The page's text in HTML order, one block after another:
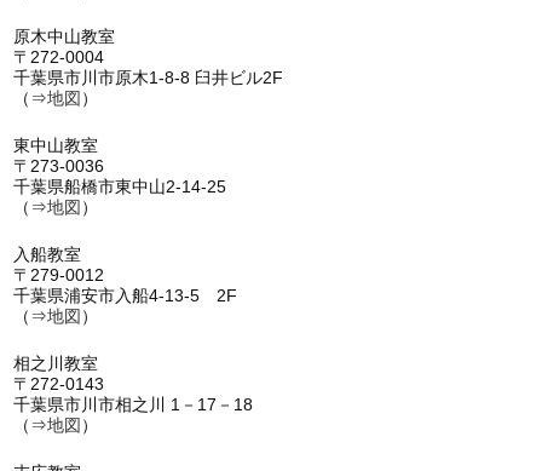
原木中山教室
〒272-0004
千葉県市川市原木1-8-8 臼井ビル2F
（⇒地図 ）
東中山教室
〒273-0036
千葉県船橋市東中山2-14-25
（⇒地図 ）
入船教室
〒279-0012
千葉県浦安市入船4-13-5 2F
（⇒地図 ）
相之川教室
〒272-0143
千葉県市川市相之川 1－17－18
（⇒地図 ）